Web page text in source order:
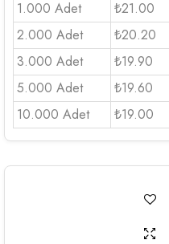
1.000 Adet
₺21.00
2.000 Adet
₺20.20
3.000 Adet
₺19.90
5.000 Adet
₺19.60
10.000 Adet
₺19.00